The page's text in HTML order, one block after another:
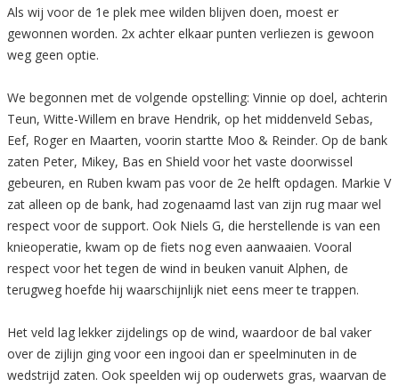
Als wij voor de 1e plek mee wilden blijven doen, moest er
gewonnen worden. 2x achter elkaar punten verliezen is gewoon
weg geen optie.
We begonnen met de volgende opstelling: Vinnie op doel, achterin
Teun, Witte-Willem en brave Hendrik, op het middenveld Sebas,
Eef, Roger en Maarten, voorin startte Moo & Reinder. Op de bank
zaten Peter, Mikey, Bas en Shield voor het vaste doorwissel
gebeuren, en Ruben kwam pas voor de 2e helft opdagen. Markie V
zat alleen op de bank, had zogenaamd last van zijn rug maar wel
respect voor de support. Ook Niels G, die herstellende is van een
knieoperatie, kwam op de fiets nog even aanwaaien. Vooral
respect voor het tegen de wind in beuken vanuit Alphen, de
terugweg hoefde hij waarschijnlijk niet eens meer te trappen.
Het veld lag lekker zijdelings op de wind, waardoor de bal vaker
over de zijlijn ging voor een ingooi dan er speelminuten in de
wedstrijd zaten. Ook speelden wij op ouderwets gras, waarvan de